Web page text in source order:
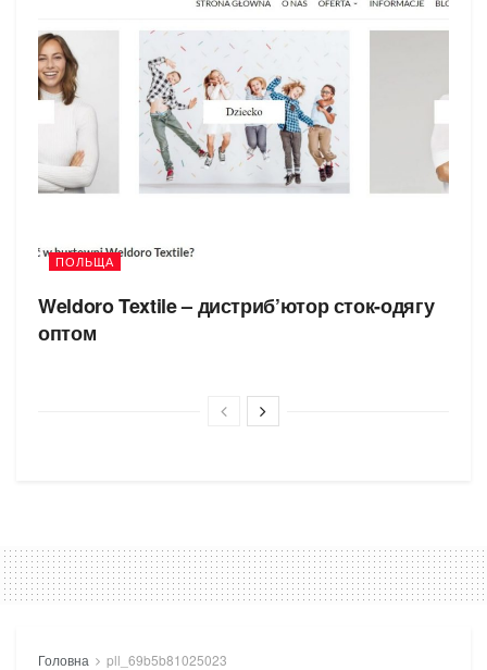
ПОЛЬЩА
Weldoro Textile – дистриб’ютор сток-одягу
оптом
Головна pll_69b5b81025023